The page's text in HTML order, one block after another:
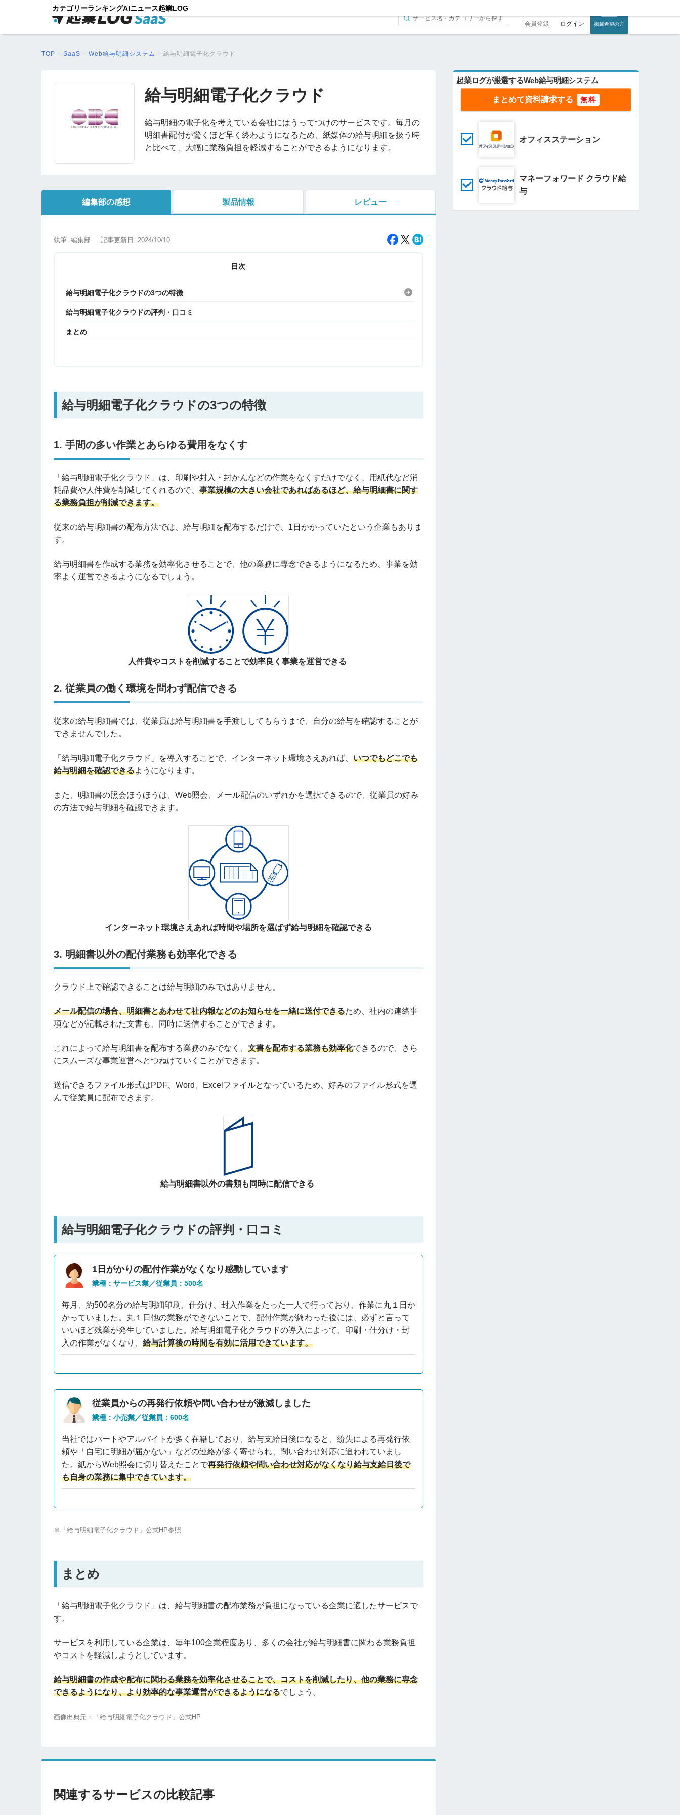
カテゴリーランキングAIニュース起業LOG
会員登録 ログイン 掲載希望の方
TOP SaaS Web給与明細システム 給与明細電子化クラウド
給与明細電子化クラウド
給与明細の電子化を考えている会社にはうってつけのサービスです。毎月の
明細書配付が驚くほど早く終わようになるため、紙媒体の給与明細を扱う時
と比べて、大幅に業務負担を軽減することができるようになります。
編集部の感想 製品情報 レビュー
執筆: 編集部 記事更新日: 2024/10/10
目次
給与明細電子化クラウドの3つの特徴
給与明細電子化クラウドの評判・口コミ
まとめ
給与明細電子化クラウドの3つの特徴
1. 手間の多い作業とあらゆる費用をなくす
「給与明細電子化クラウド」は、印刷や封入・封かんなどの作業をなくすだけでなく、用紙代など消
耗品費や人件費を削減してくれるので、 事業規模の大きい会社であればあるほど、給与明細書に関す
る業務負担が削減できます。
従来の給与明細書の配布方法では、給与明細を配布するだけで、1日かかっていたという企業もありま
す。
給与明細書を作成する業務を効率化させることで、他の業務に専念できるようになるため、事業を効
率よく運営できるようになるでしょう。
人件費やコストを削減することで効率良く事業を運営できる
2. 従業員の働く環境を問わず配信できる
従来の給与明細書では、従業員は給与明細書を手渡ししてもらうまで、自分の給与を確認することが
できませんでした。
「給与明細電子化クラウド」を導入することで、インターネット環境さえあれば、 いつでもどこでも
給与明細を確認できるようになります。
また、明細書の照会ほうほうは、Web照会、メール配信のいずれかを選択できるので、従業員の好み
の方法で給与明細を確認できます。
インターネット環境さえあれば時間や場所を選ばず給与明細を確認できる
3. 明細書以外の配付業務も効率化できる
クラウド上で確認できることは給与明細のみではありません。
メール配信の場合、明細書とあわせて社内報などのお知らせを一緒に送付できるため、社内の連絡事
項などが記載された文書も、同時に送信することができます。
これによって給与明細書を配布する業務のみでなく、 文書を配布する業務も効率化できるので、さら
にスムーズな事業運営へとつねげていくことができます。
送信できるファイル形式はPDF、Word、Excelファイルとなっているため、好みのファイル形式を選
んで従業員に配布できます。
給与明細書以外の書類も同時に配信できる
給与明細電子化クラウドの評判・口コミ
1日がかりの配付作業がなくなり感動しています
業種：サービス業／従業員：500名
毎月、約500名分の給与明細印刷、仕分け、封入作業をたった一人で行っており、作業に丸１日か
かっていました。丸１日他の業務ができないことで、配付作業が終わった後には、必ずと言って
いいほど残業が発生していました。給与明細電子化クラウドの導入によって、印刷・仕分け・封
入の作業がなくなり、 給与計算後の時間を有効に活用できています。
従業員からの再発行依頼や問い合わせが激減しました
業種：小売業／従業員：600名
当社ではパートやアルバイトが多く在籍しており、給与支給日後になると、紛失による再発行依
頼や「自宅に明細が届かない」などの連絡が多く寄せられ、問い合わせ対応に追われていまし
た。紙からWeb照会に切り替えたことで再発行依頼や問い合わせ対応がなくなり給与支給日後で
も自身の業務に集中できています。
※「給与明細電子化クラウド」公式HP参照
まとめ
「給与明細電子化クラウド」は、給与明細書の配布業務が負担になっている企業に適したサービスで
す。
サービスを利用している企業は、毎年100企業程度あり、多くの会社が給与明細書に関わる業務負担
やコストを軽減しようとしています。
給与明細書の作成や配布に関わる業務を効率化させることで、コストを削減したり、他の業務に専念
できるようになり、より効率的な事業運営ができるようになるでしょう。
画像出典元：「給与明細電子化クラウド」公式HP
関連するサービスの比較記事
起業ログが厳選するWeb給与明細システム
まとめて資料請求する
オフィスステーション
マネーフォワード クラウド給
与